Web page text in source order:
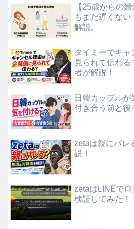
【25歳からの
もまだ遅くな
解説。
タイミーでキャ
見られて伝わ
者が解説！
日韓カップルが
付き合う前と後
zetaは親にバレ
説！
zetaはLINEで
検証してみた！